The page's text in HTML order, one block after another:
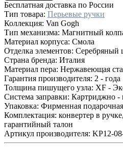
Бесплатная доставка по России
Тип товара: Перьевые ручки
Коллекция: Van Gogh
Тип механизма: Магнитный
Материал корпуса: Смола
Отделка элементов: Серебряный
Страна бренда: Италия
Материал пера: Нержавеющая
Гарантия производителя: 2 - года
Толщина пишущего узла: XF -
Система заправки: Картриджно -
Упаковка: Фирменная
Комплектация: конвертер в
гарантийный талон
Артикул производителя: KP12-